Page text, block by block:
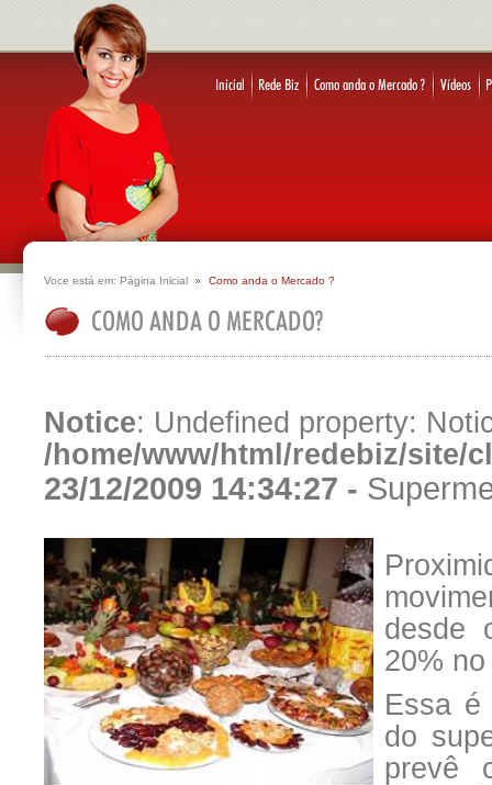
Voce está em: Página Inicial Como anda o Mercado ?
Notice: Undefined property:
/home/www/html/redebiz/site/
23/12/2009 14:34:27 -
desde
20%
Essa é
do
prevê